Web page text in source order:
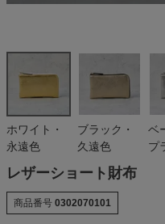
ホワイト・
永遠色
ブラック・
久遠色
ベ
プ
レザーショート財布
商品番号 0302070101